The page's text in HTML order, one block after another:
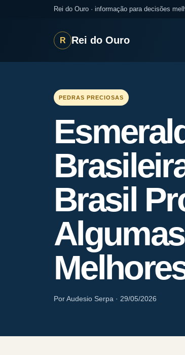
Rei do Ouro · informação para decisões
R Rei do Ouro
PEDRAS PRECIOSAS
Brasil
Por Audesio Serpa · 29/05/2026